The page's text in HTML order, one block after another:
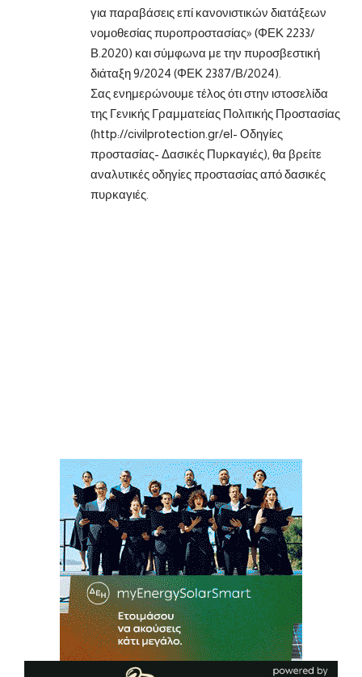
για παραβάσεις επί κανονιστικών διατάξεων
νομοθεσίας πυροπροστασίας» (ΦΕΚ 2233/
Β.2020) και σύμφωνα με την πυροσβεστική
διάταξη 9/2024 (ΦΕΚ 2387/Β/2024).
Σας ενημερώνουμε τέλος ότι στην ιστοσελίδα
της Γενικής Γραμματείας Πολιτικής Προστασίας
(http://civilprotection.gr/el- Οδηγίες
προστασίας- Δασικές Πυρκαγιές), θα βρείτε
αναλυτικές οδηγίες προστασίας από δασικές
πυρκαγιές.